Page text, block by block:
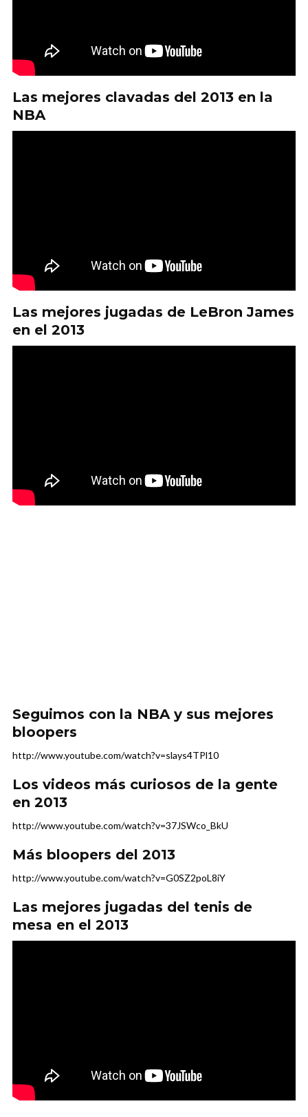
Las mejores clavadas del 2013 en la
NBA
Las mejores jugadas de LeBron James
en el 2013
Seguimos con la NBA y sus mejores
bloopers
http://www.youtube.com/watch?v=slays4TPl10
Los videos más curiosos de la gente
en 2013
http://www.youtube.com/watch?v=37JSWco_BkU
Más bloopers del 2013
http://www.youtube.com/watch?v=G0SZ2poL8iY
Las mejores jugadas del tenis de
mesa en el 2013